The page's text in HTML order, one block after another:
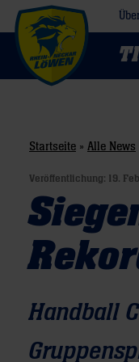
Startseite » Alle News
Veröffentlichung: 19.
Handball